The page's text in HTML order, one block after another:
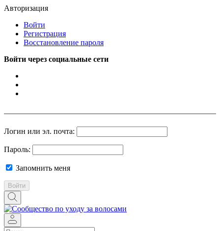
Авторизация
Войти
Регистрация
Восстановление пароля
Войти через социальные сети
Логин или эл. почта:
Пароль:
Запомнить меня
Войти